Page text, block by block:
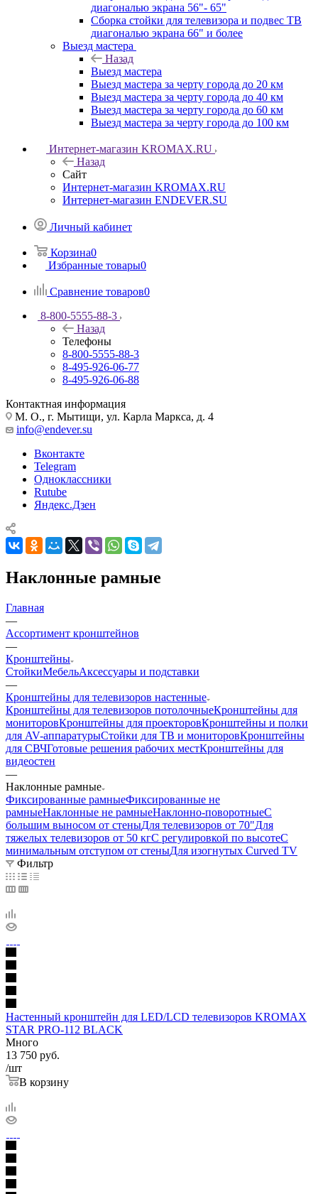
диагональю экрана 56"- 65"
Сборка стойки для телевизора и подвес ТВ
диагональю экрана 66" и более
Выезд мастера
Назад
Выезд мастера
Выезд мастера за черту города до 20 км
Выезд мастера за черту города до 40 км
Выезд мастера за черту города до 60 км
Выезд мастера за черту города до 100 км
Интернет-магазин KROMAX.RU
Назад
Сайт
Интернет-магазин KROMAX.RU
Интернет-магазин ENDEVER.SU
Личный кабинет
Корзина0
Избранные товары0
Сравнение товаров0
8-800-5555-88-3
Назад
Телефоны
8-800-5555-88-3
8-495-926-06-77
8-495-926-06-88
Контактная информация
М. О., г. Мытищи, ул. Карла Маркса, д. 4
info@endever.su
Вконтакте
Telegram
Одноклассники
Rutube
Яндекс.Дзен
Наклонные рамные
Главная
—
Ассортимент кронштейнов
—
Кронштейны
СтойкиМебельАксессуары и подставки
—
Кронштейны для телевизоров настенные
Кронштейны для телевизоров потолочныеКронштейны для
мониторовКронштейны для проекторовКронштейны и полки
для AV-аппаратурыСтойки для ТВ и мониторовКронштейны
для СВЧГотовые решения рабочих местКронштейны для
видеостен
—
Наклонные рамные
Фиксированные рамныеФиксированные не
рамныеНаклонные не рамныеНаклонно-поворотныеС
большим выносом от стеныДля телевизоров от 70"Для
тяжелых телевизоров от 50 кгС регулировкой по высотеС
минимальным отступом от стеныДля изогнутых Curved TV
Фильтр
Настенный кронштейн для LED/LCD телевизоров KROMAX
STAR PRO-112 BLACK
Много
13 750 руб.
/шт
В корзину